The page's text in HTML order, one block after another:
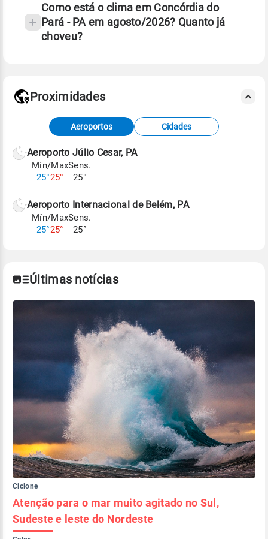
Fonte: 30 anos de dados de reanálise ERA5.
Como está o clima em Concórdia do
Pará - PA em agosto/2026? Quanto já
choveu?
Fonte: dados combinados de estações
meteorológicas e satélite do Centro de Previsão
de Tempo e Estudos Climáticos (CPTEC).
Para obter mais informações sobre os dados
Proximidades
Aeroportos Cidades
Aeroporto Júlio Cesar, PA
Mín/Max
25°25°
Sens.
25°
Aeroporto Internacional de Belém, PA
Mín/Max
25°25°
Sens.
25°
Últimas notícias
Ciclone
Atenção para o mar muito agitado no Sul,
Sudeste e leste do Nordeste